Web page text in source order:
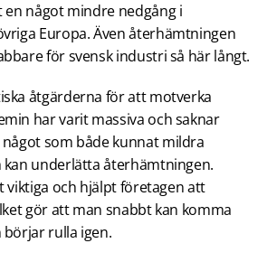
något mindre nedgång i
Europa. Även återhämtningen
för svensk industri så här långt.
åtgärderna för att motverka
har varit massiva och saknar
som både kunnat mildra
underlätta återhämtningen.
viktiga och hjälpt företagen att
gör att man snabbt kan komma
rulla igen.